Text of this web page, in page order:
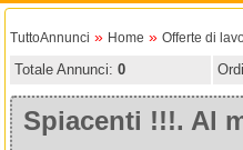
TuttoAnnunci » Home » Offerte di
Totale Annunci: 0
Spiacenti !!!. Al